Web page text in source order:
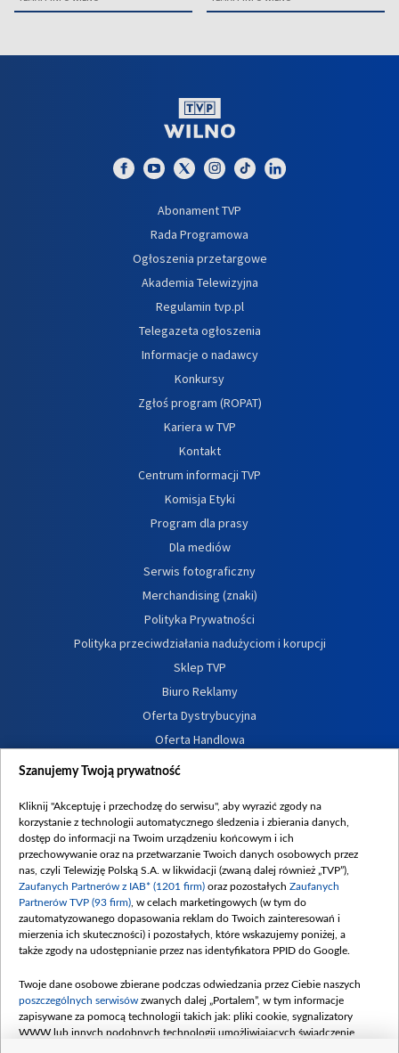
Abonament TVP
Rada Programowa
Ogłoszenia przetargowe
Akademia Telewizyjna
Regulamin tvp.pl
Telegazeta ogłoszenia
Informacje o nadawcy
Konkursy
Zgłoś program (ROPAT)
Kariera w TVP
Kontakt
Centrum informacji TVP
Komisja Etyki
Program dla prasy
Dla mediów
Serwis fotograficzny
Merchandising (znaki)
Polityka Prywatności
Polityka przeciwdziałania nadużyciom i korupcji
Sklep TVP
Biuro Reklamy
Oferta Dystrybucyjna
Oferta Handlowa
Dostępność
Procedura zgłoszeń wewnętrznych
Szanujemy Twoją prywatność
Kliknij "Akceptuję i przechodzę do serwisu", aby wyrazić zgody na
korzystanie z technologii automatycznego śledzenia i zbierania danych,
dostęp do informacji na Twoim urządzeniu końcowym i ich
przechowywanie oraz na przetwarzanie Twoich danych osobowych przez
nas, czyli Telewizję Polską S.A. w likwidacji (zwaną dalej również „TVP”),
Zaufanych Partnerów z IAB* (1201 firm) oraz pozostałych Zaufanych
Partnerów TVP (93 firm) , w celach marketingowych (w tym do
zautomatyzowanego dopasowania reklam do Twoich zainteresowań i
mierzenia ich skuteczności) i pozostałych, które wskazujemy poniżej, a
także zgody na udostępnianie przez nas identyfikatora PPID do Google.
Twoje dane osobowe zbierane podczas odwiedzania przez Ciebie naszych
poszczególnych serwisów zwanych dalej „Portalem”, w tym informacje
zapisywane za pomocą technologii takich jak: pliki cookie, sygnalizatory
WWW lub innych podobnych technologii umożliwiających świadczenie